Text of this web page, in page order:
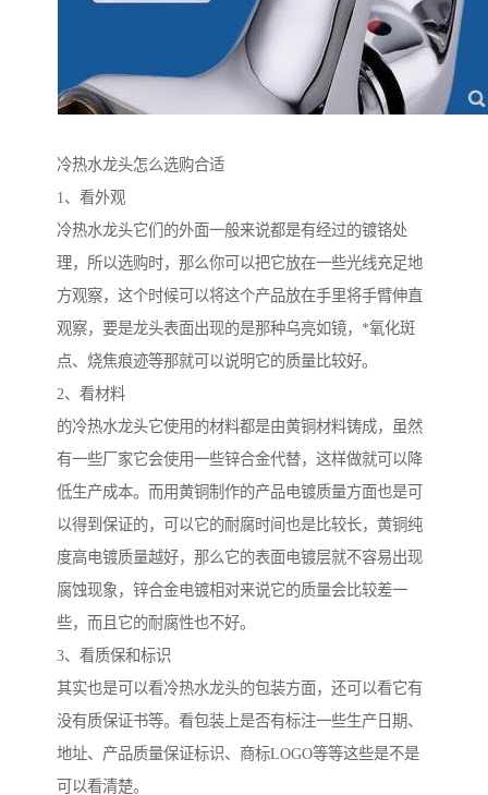
冷热水龙头怎么选购合适
1、看外观
冷热水龙头它们的外面一般来说都是有经过的镀铬处
理，所以选购时，那么你可以把它放在一些光线充足地
方观察，这个时候可以将这个产品放在手里将手臂伸直
观察，要是龙头表面出现的是那种乌亮如镜，*氧化斑
点、烧焦痕迹等那就可以说明它的质量比较好。
2、看材料
的冷热水龙头它使用的材料都是由黄铜材料铸成，虽然
有一些厂家它会使用一些锌合金代替，这样做就可以降
低生产成本。而用黄铜制作的产品电镀质量方面也是可
以得到保证的，可以它的耐腐时间也是比较长，黄铜纯
度高电镀质量越好，那么它的表面电镀层就不容易出现
腐蚀现象，锌合金电镀相对来说它的质量会比较差一
些，而且它的耐腐性也不好。
3、看质保和标识
其实也是可以看冷热水龙头的包装方面，还可以看它有
没有质保证书等。看包装上是否有标注一些生产日期、
地址、产品质量保证标识、商标LOGO等等这些是不是
可以看清楚。